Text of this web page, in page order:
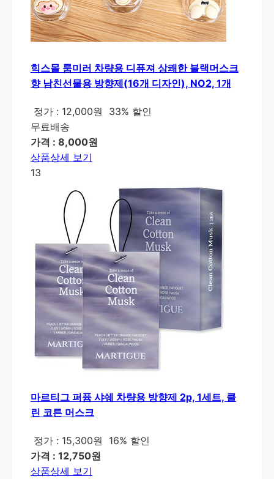
힉스몰 룸미러 차량용 디퓨져 상쾌한 블랙머스크
향 남친선물용 방향제(16개 디자인), NO2, 1개
정가 : 12,000원
33% 할인
무료배송
가격 : 8,000원
상품상세 보기
13
마르티그 퍼퓸 샤쉐 차량용 방향제 2p, 1세트, 클
린 코튼 머스크
정가 : 15,300원
16% 할인
가격 : 12,750원
상품상세 보기